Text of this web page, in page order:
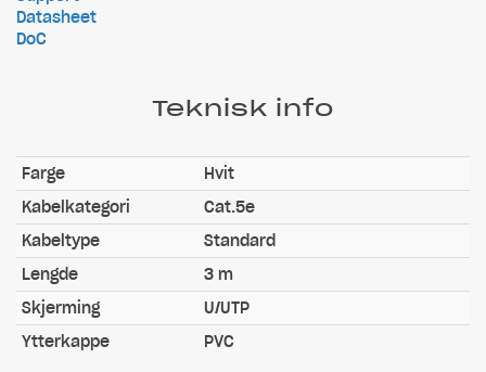
Datasheet
DoC
Teknisk info
Farge
Hvit
Kabelkategori
Cat.5e
Kabeltype
Standard
Lengde
3 m
Skjerming
U/UTP
Ytterkappe
PVC